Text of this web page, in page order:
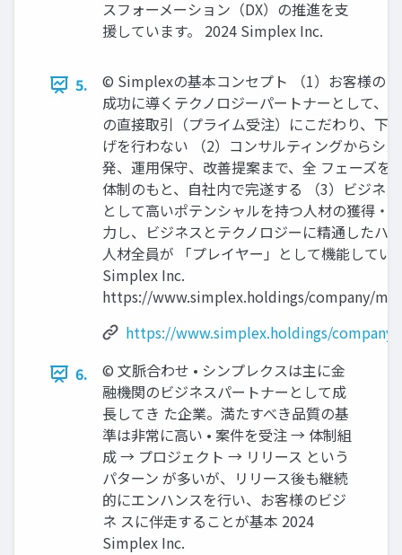
スフォーメーション（DX）の推進を支
援しています。 2024 Simplex Inc.
5.
©︎ Simplexの基本コンセプト （1）お客様の
成功に導くテクノロジーパートナーとして、
の直接取引（プライム受注）にこだわり、下
げを行わない （2）コンサルティングからシ
発、運用保守、改善提案まで、全 フェーズを
体制のもと、自社内で完遂する （3）ビジネ
として高いポテンシャルを持つ人材の獲得・
力し、ビジネスとテクノロジーに精通したハ
人材全員が 「プレイヤー」として機能してい
Simplex Inc.
https://www.simplex.holdings/company/
https://www.simplex.holdings/company/
6.
©︎ 文脈合わせ • シンプレクスは主に金
融機関のビジネスパートナーとして成
長してき た企業。満たすべき品質の基
準は非常に高い • 案件を受注 → 体制組
成 → プロジェクト → リリース という
パターン が多いが、リリース後も継続
的にエンハンスを行い、お客様のビジ
ネ スに伴走することが基本 2024
Simplex Inc.